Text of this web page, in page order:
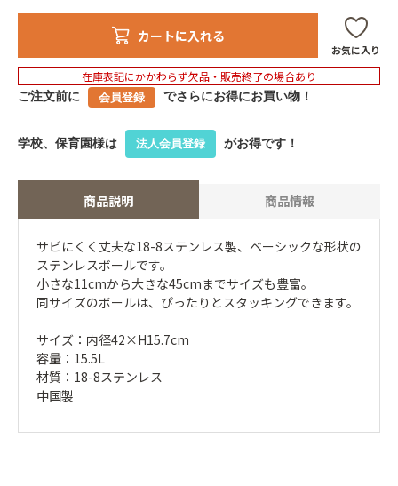
カートに入れる
お気に入り
在庫表記にかかわらず欠品・販売終了の場合あり
ご注文前に 会員登録 でさらにお得にお買い物！
学校、保育園様は 法人会員登録 がお得です！
商品説明 商品情報
サビにくく丈夫な18-8ステンレス製、ベーシックな形状の
ステンレスボールです。
小さな11cmから大きな45cmまでサイズも豊富。
同サイズのボールは、ぴったりとスタッキングできます。
サイズ：内径42×H15.7cm
容量：15.5L
材質：18-8ステンレス
中国製